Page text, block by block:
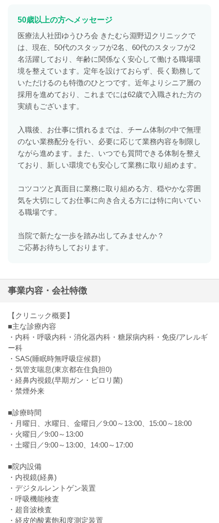
50歳以上の方へメッセージ
医療法人社団ゆうひろ会 きたむら淵野辺クリニックで
は、現在、50代のスタッフが2名、60代のスタッフが2
名活躍しており、年齢に関係なく安心して働ける職場環
境を整えています。定年を設けておらず、長く勤務して
いただけるのも特徴のひとつです。近年よりシニア層の
採用を進めており、これまでには62歳で入職された方の
実績もございます。
入職後、お仕事に慣れるまでは、チーム体制の中で無理
のない業務配分を行い、必要に応じて業務内容を制限し
ながら進めます。また、いつでも質問できる体制を整え
ており、新しい環境でも安心して業務に取り組めます。
コツコツと真面目に業務に取り組める方、穏やかな雰囲
気を大切にしてお仕事に向き合える方には特に向いてい
る職場です。
当院で新たな一歩を踏み出してみませんか？
ご応募お待ちしております。
事業内容・会社特徴
【クリニック概要】
■主な診療内容
・内科・呼吸内科・消化器内科・糖尿病内科・免疫/アレルギ
ー科
・SAS(睡眠時無呼吸症候群)
・気管支喘息(東京都在住負担0)
・経鼻内視鏡(早期ガン・ピロリ菌)
・禁煙外来
■診療時間
・月曜日、水曜日、金曜日／9:00～13:00、15:00～18:00
・火曜日／9:00～13:00
・土曜日／9:00～13:00、14:00～17:00
■院内設備
・内視鏡(経鼻)
・デジタルレントゲン装置
・呼吸機能検査
・超音波検査
・経皮的酸素飽和度測定装置